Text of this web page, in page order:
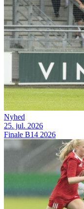
Nyhed
25. jul. 2026
Finale B14 2026